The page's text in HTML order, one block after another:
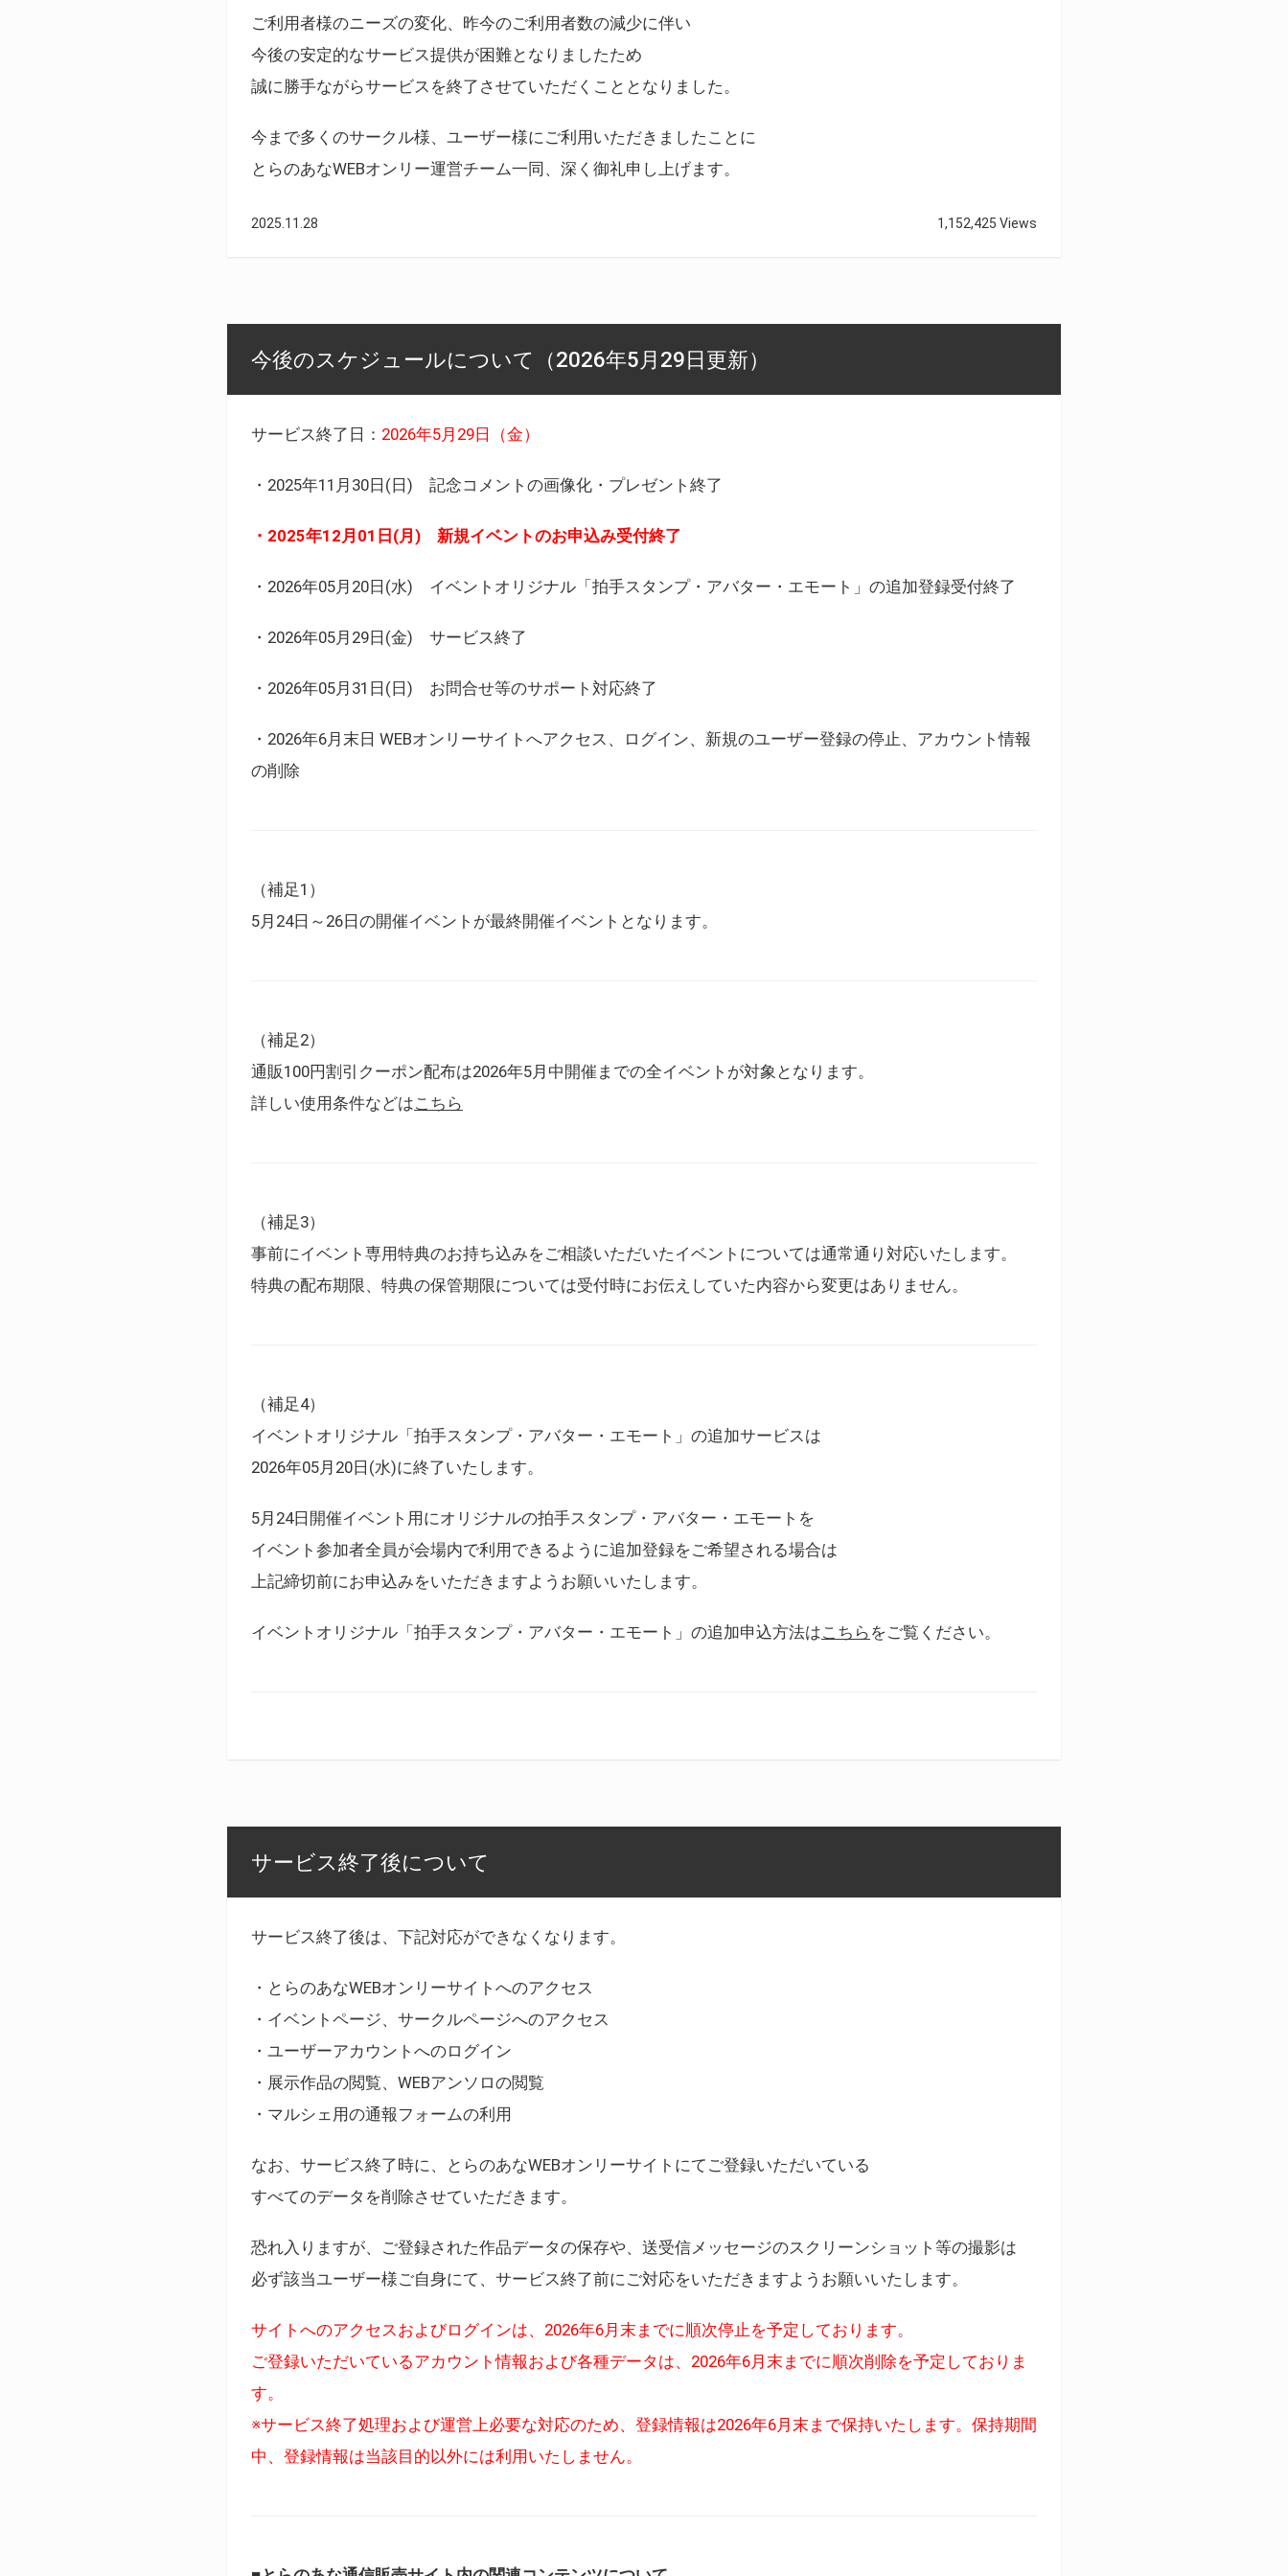
ご利用者様のニーズの変化、昨今のご利用者数の減少に伴い
今後の安定的なサービス提供が困難となりましたため
誠に勝手ながらサービスを終了させていただくこととなりました。
今まで多くのサークル様、ユーザー様にご利用いただきましたことに
とらのあなWEBオンリー運営チーム一同、深く御礼申し上げます。
2025.11.28 1,152,425 Views
今後のスケジュールについて（2026年5月29日更新）
サービス終了日： 2026年5月29日（金）
・2025年11月30日(日) 記念コメントの画像化・プレゼント終了
・2025年12月01日(月) 新規イベントのお申込み受付終了
・2026年05月20日(水) イベントオリジナル「拍手スタンプ・アバター・エモート」の追加登録受付終了
・2026年05月29日(金) サービス終了
・2026年05月31日(日) お問合せ等のサポート対応終了
・2026年6月末日 WEBオンリーサイトへアクセス、ログイン、新規のユーザー登録の停止、アカウント情報
の削除
（補足1）
5月24日～26日の開催イベントが最終開催イベントとなります。
（補足2）
通販100円割引クーポン配布は2026年5月中開催までの全イベントが対象となります。
詳しい使用条件などはこちら
（補足3）
事前にイベント専用特典のお持ち込みをご相談いただいたイベントについては通常通り対応いたします。
特典の配布期限、特典の保管期限については受付時にお伝えしていた内容から変更はありません。
（補足4）
イベントオリジナル「拍手スタンプ・アバター・エモート」の追加サービスは
2026年05月20日(水)に終了いたします。
5月24日開催イベント用にオリジナルの拍手スタンプ・アバター・エモートを
イベント参加者全員が会場内で利用できるように追加登録をご希望される場合は
上記締切前にお申込みをいただきますようお願いいたします。
イベントオリジナル「拍手スタンプ・アバター・エモート」の追加申込方法はこちら をご覧ください。
サービス終了後について
サービス終了後は、下記対応ができなくなります。
・とらのあなWEBオンリーサイトへのアクセス
・イベントページ、サークルページへのアクセス
・ユーザーアカウントへのログイン
・展示作品の閲覧、WEBアンソロの閲覧
・マルシェ用の通報フォームの利用
なお、サービス終了時に、とらのあなWEBオンリーサイトにてご登録いただいている
すべてのデータを削除させていただきます。
恐れ入りますが、ご登録された作品データの保存や、送受信メッセージのスクリーンショット等の撮影は
必ず該当ユーザー様ご自身にて、サービス終了前にご対応をいただきますようお願いいたします。
サイトへのアクセスおよびログインは、2026年6月末までに順次停止を予定しております。
ご登録いただいているアカウント情報および各種データは、2026年6月末までに順次削除を予定しておりま
す。
※サービス終了処理および運営上必要な対応のため、登録情報は2026年6月末まで保持いたします。保持期間
中、登録情報は当該目的以外には利用いたしません。